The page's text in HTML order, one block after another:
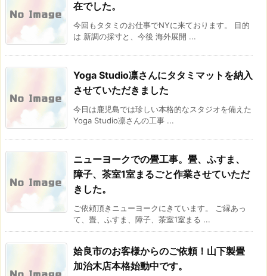
在でした。
今回もタタミのお仕事でNYに来ております。 目的
は 新調の採寸と、今後 海外展開 ...
Yoga Studio凛さんにタタミマットを納入
させていただきました
今日は鹿児島では珍しい本格的なスタジオを備えた
Yoga Studio凛さんの工事 ...
ニューヨークでの畳工事。畳、ふすま、
障子、茶室1室まるごと作業させていただ
きした。
ご依頼頂きニューヨークにきています。 ご縁あっ
て、畳、ふすま、障子、茶室1室まる ...
姶良市のお客様からのご依頼！山下製畳
加治木店本格始動中です。